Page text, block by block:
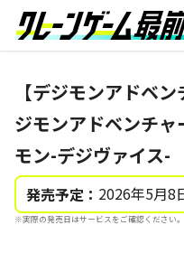
【デジモンアドベ
ジモンアドベンチ
モン-デジヴァイス-
発売予定： 2026年5月8
※実際の発売日はサービスをご確認ください。